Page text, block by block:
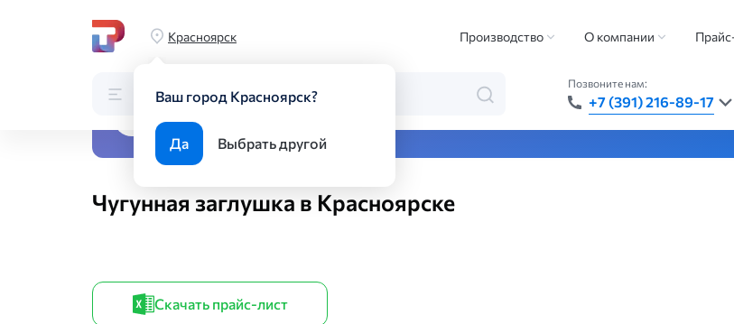
Красноярск
Ваш город Красноярск?
Да Выбрать другой
Производство О компании
Каталог Поиск по каталогу
Позвоните нам:
+7 (391) 216-89-17
Главная Каталог Чугунная заглушка
Все виды металлопроката — быстро, точно, везде
Чугунная заглушка в Красноярске
Скачать прайс-лист